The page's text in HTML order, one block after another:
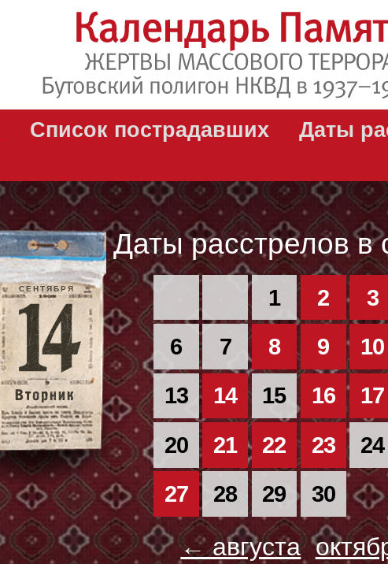
Список пострадавших Даты
СЕНТЯБРЯ
Даты расстрелов в
1 2 3
6
7 8 9 10
13
14 15 16 17
20
21 22 23 24
27
28 29 30
← августа